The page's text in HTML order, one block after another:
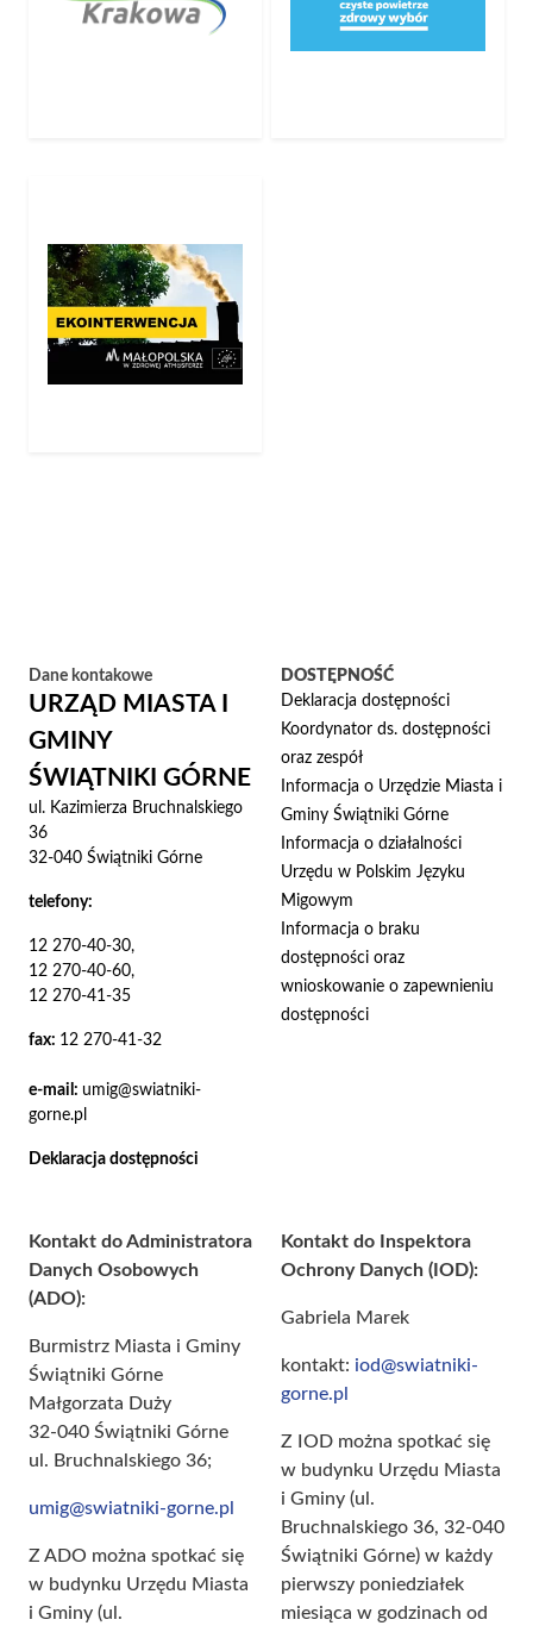
Dane kontakowe
URZĄD MIASTA I
GMINY
ŚWIĄTNIKI GÓRNE
ul. Kazimierza Bruchnalskiego
36
32-040 Świątniki Górne
telefony:
12 270-40-30,
12 270-40-60,
12 270-41-35
fax: 12 270-41-32
e-mail: umig@swiatniki-
gorne.pl
Deklaracja dostępności
DOSTĘPNOŚĆ
Deklaracja dostępności
Koordynator ds. dostępności
oraz zespół
Informacja o Urzędzie Miasta i
Gminy Świątniki Górne
Informacja o działalności
Urzędu w Polskim Języku
Migowym
Informacja o braku
dostępności oraz
wnioskowanie o zapewnieniu
dostępności
Kontakt do Administratora
Danych Osobowych
(ADO):
Burmistrz Miasta i Gminy
Świątniki Górne
Małgorzata Duży
32-040 Świątniki Górne
ul. Bruchnalskiego 36;
umig@swiatniki-gorne.pl
Z ADO można spotkać się
w budynku Urzędu Miasta
i Gminy (ul.
Kontakt do Inspektora
Ochrony Danych (IOD):
Gabriela Marek
kontakt: iod@swiatniki-
gorne.pl
Z IOD można spotkać się
w budynku Urzędu Miasta
i Gminy (ul.
Bruchnalskiego 36, 32-040
Świątniki Górne) w każdy
pierwszy poniedziałek
miesiąca w godzinach od